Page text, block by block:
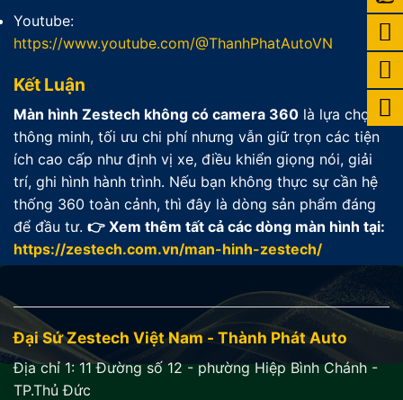
Youtube:
https://www.youtube.com/@ThanhPhatAutoVN
Kết Luận
Màn hình Zestech không có camera 360 là lựa chọn
thông minh, tối ưu chi phí nhưng vẫn giữ trọn các tiện
ích cao cấp như định vị xe, điều khiển giọng nói, giải
trí, ghi hình hành trình. Nếu bạn không thực sự cần hệ
thống 360 toàn cảnh, thì đây là dòng sản phẩm đáng
để đầu tư. 👉 Xem thêm tất cả các dòng màn hình tại:
https://zestech.com.vn/man-hinh-zestech/
Đại Sứ Zestech Việt Nam - Thành Phát Auto
Địa chỉ 1: 11 Đường số 12 - phường Hiệp Bình Chánh -
TP.Thủ Đức